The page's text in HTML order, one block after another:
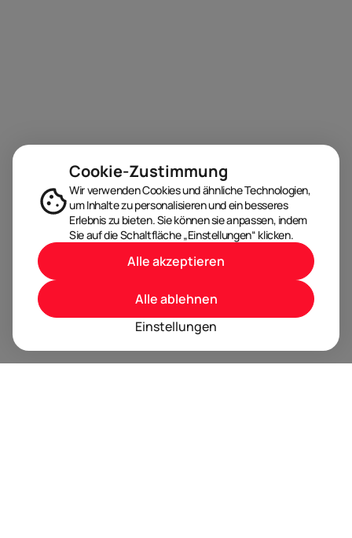
Cookie-Zustimmung
Wir verwenden Cookies und ähnliche Technologien,
um Inhalte zu personalisieren und ein besseres
Erlebnis zu bieten. Sie können sie anpassen, indem
Sie auf die Schaltfläche „Einstellungen“ klicken.
Einstellungen
Alle ablehnen
Alle akzeptieren